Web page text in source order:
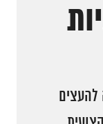
להעצים